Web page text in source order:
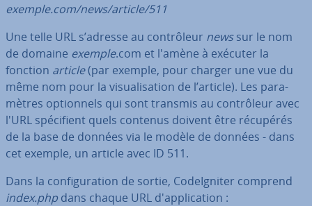
exemple.com/news/article/511
Une telle URL s’adresse au con­trô­leur newssur le nom
de domaine exemple.com et l'amène à exécuter la
fonction article(par exemple, pour charger une vue du
même nom pour la vi­sua­li­sa­tion de l’article). Les pa­ra­
mètres op­tion­nels qui sont transmis au con­trô­leur avec
l'URL spé­ci­fient quels contenus doivent être récupérés
de la base de données via le modèle de données - dans
cet exemple, un article avec ID 511.
Dans la con­fi­gu­ra­tion de sortie, Co­deIg­ni­ter comprend
index.php dans chaque URL d'ap­pli­ca­tion :